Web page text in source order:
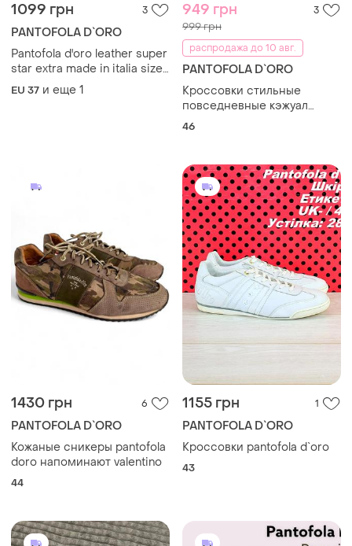
1099 грн 3
PANTOFOLA D`ORO
Pantofola d'oro leather super
star extra made in italia size
37/38
EU 37 и еще 1
949 грн 3
999 грн
распродажа до 10 авг.
PANTOFOLA D`ORO
Кроссовки стильные
повседневные кэжуал
итальялия 46
46
1430 грн 6
PANTOFOLA D`ORO
Кожаные сникеры pantofola
doro напоминают valentino
44
1155 грн 1
PANTOFOLA D`ORO
Кроссовки pantofola d`oro
43